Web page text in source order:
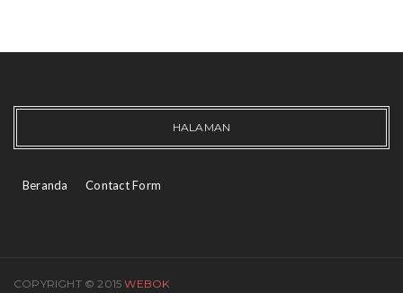
HALAMAN
Beranda Contact Form
COPYRIGHT © 2015WEBOK